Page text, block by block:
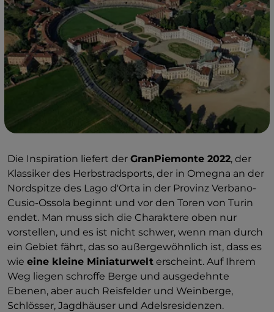
Die Inspiration liefert der GranPiemonte 2022, der
Klassiker des Herbstradsports, der in Omegna an der
Nordspitze des Lago d'Orta in der Provinz Verbano-
Cusio-Ossola beginnt und vor den Toren von Turin
endet. Man muss sich die Charaktere oben nur
vorstellen, und es ist nicht schwer, wenn man durch
ein Gebiet fährt, das so außergewöhnlich ist, dass es
wie eine kleine Miniaturwelt erscheint. Auf Ihrem
Weg liegen schroffe Berge und ausgedehnte
Ebenen, aber auch Reisfelder und Weinberge,
Schlösser, Jagdhäuser und Adelsresidenzen.